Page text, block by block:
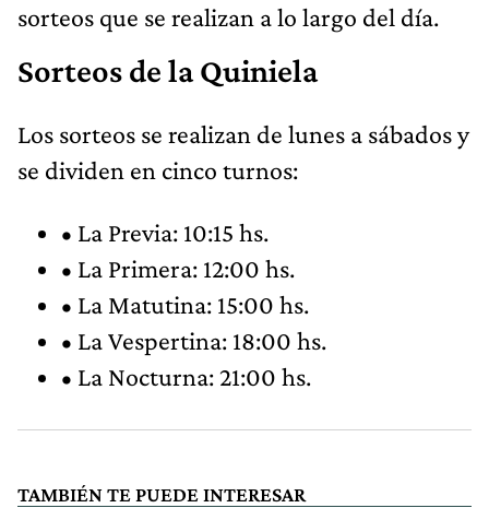
sorteos que se realizan a lo largo del día.
Sorteos de la Quiniela
Los sorteos se realizan de lunes a sábados y
se dividen en cinco turnos:
• La Previa: 10:15 hs.
• La Primera: 12:00 hs.
• La Matutina: 15:00 hs.
• La Vespertina: 18:00 hs.
• La Nocturna: 21:00 hs.
TAMBIÉN TE PUEDE INTERESAR